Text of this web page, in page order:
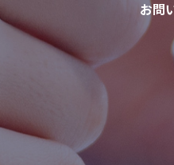
お問